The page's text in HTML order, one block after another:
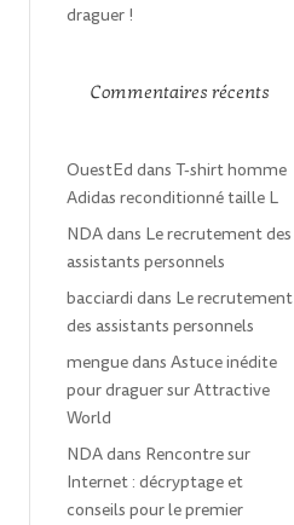
draguer !
Commentaires récents
OuestEd dansT-shirt homme
Adidas reconditionné taille L
NDAdans Le recrutement des
assistants personnels
bacciardi dans Le recrutement
des assistants personnels
menguedansAstuce inédite
pour draguer sur Attractive
World
NDAdans Rencontre sur
Internet : décryptage et
conseils pour le premier